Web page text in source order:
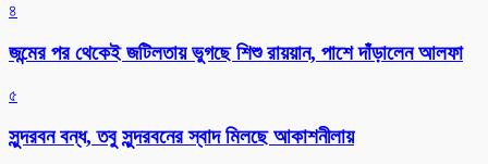
৪
জন্মের পর থেকেই জটিলতায় ভুগছে শিশু রায়য়ান, পাশে দাঁড়ালেন আলফা
৫
সুন্দরবন বন্ধ, তবু সুন্দরবনের স্বাদ মিলছে আকাশনীলায়